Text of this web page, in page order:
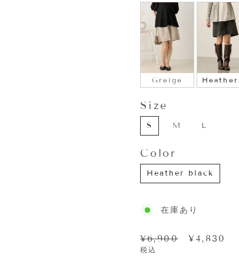
COLOR
Greige Heather
Size
SIZE
S M L
Color
COLOR
Heather black
在庫あり
通
常
¥6,900
セ
¥4,830
税込